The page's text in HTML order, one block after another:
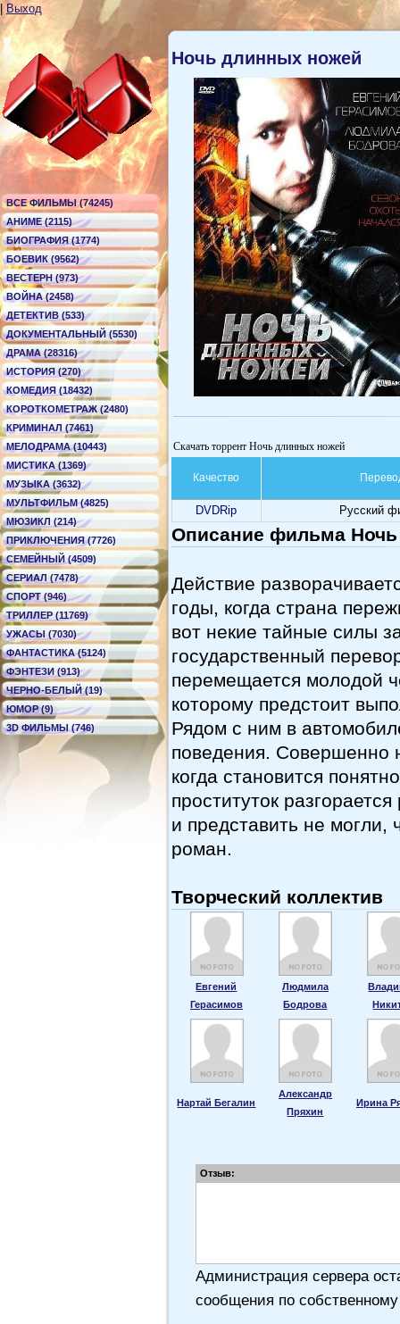
Выход
ВСЕ ФИЛЬМЫ (74245)
АНИМЕ (2115)
БИОГРАФИЯ (1774)
БОЕВИК (9562)
ВЕСТЕРН (973)
ВОЙНА (2458)
ДЕТЕКТИВ (533)
ДОКУМЕНТАЛЬНЫЙ (5530)
ДРАМА (28316)
ИСТОРИЯ (270)
КОМЕДИЯ (18432)
КОРОТКОМЕТРАЖ (2480)
КРИМИНАЛ (7461)
МЕЛОДРАМА (10443)
МИСТИКА (1369)
МУЗЫКА (3632)
МУЛЬТФИЛЬМ (4825)
МЮЗИКЛ (214)
ПРИКЛЮЧЕНИЯ (7726)
СЕМЕЙНЫЙ (4509)
СЕРИАЛ (7478)
СПОРТ (946)
ТРИЛЛЕР (11769)
УЖАСЫ (7030)
ФАНТАСТИКА (5124)
ФЭНТЕЗИ (913)
ЧЕРНО-БЕЛЫЙ (19)
ЮМОР (9)
3D ФИЛЬМЫ (746)
Ночь длинных ножей
Скачать торрент Ночь длинных ножей
Качество
DVDRip Русский
Описание фильма
Действие
годы, когда страна
вот некие тайные силы
государственный
перемещается молодой
которому предстоит
Рядом с ним в
поведения. Совершенно
когда становится
проституток
и представить не
роман.
Творческий коллектив
Евгений
Герасимов
Людмила
Бодрова
Нартай Бегалин
Александр
Пряхин
Ирина
Отзыв:
Администрация сервера
сообщения по